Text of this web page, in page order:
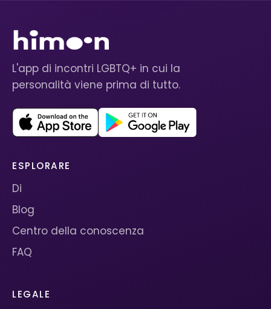
L'app di incontri LGBTQ+ in cui la
personalità viene prima di tutto.
ESPLORARE
Di
Blog
Centro della conoscenza
FAQ
LEGALE